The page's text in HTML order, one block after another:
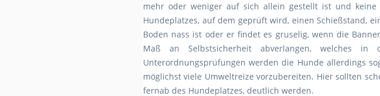
mehr oder weniger auf sich allein gestellt ist und
Hundeplatzes, auf dem geprüft wird, einen Schießstand,
Boden nass ist oder er findet es gruselig, wenn die
Maß an Selbstsicherheit abverlangen, welches
Unterordnungsprüfungen werden die Hunde allerdings
möglichst viele Umweltreize vorzubereiten. Hier sollten
fernab des Hundeplatzes, deutlich werden.